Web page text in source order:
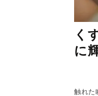
く
に
触れた